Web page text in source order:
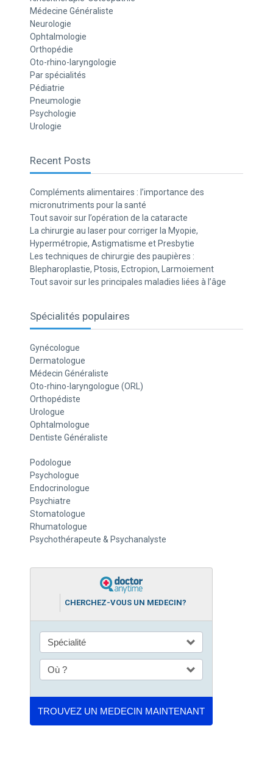
Médecine Généraliste
Neurologie
Ophtalmologie
Orthopédie
Oto-rhino-laryngologie
Par spécialités
Pédiatrie
Pneumologie
Psychologie
Urologie
Recent Posts
Compléments alimentaires : l’importance des
micronutriments pour la santé
Tout savoir sur l’opération de la cataracte
La chirurgie au laser pour corriger la Myopie,
Hypermétropie, Astigmatisme et Presbytie
Les techniques de chirurgie des paupières :
Blepharoplastie, Ptosis, Ectropion, Larmoiement
Tout savoir sur les principales maladies liées à l’âge
Spécialités populaires
Gynécologue
Dermatologue
Médecin Généraliste
Oto-rhino-laryngologue (ORL)
Orthopédiste
Urologue
Ophtalmologue
Dentiste Généraliste
Podologue
Psychologue
Endocrinologue
Psychiatre
Stomatologue
Rhumatologue
Psychothérapeute & Psychanalyste
CHERCHEZ-VOUS UN MEDECIN?